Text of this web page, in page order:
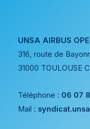
UNSA AIRBUS
316, route de
31000 TOULOUSE
Téléphone : 06 07
Mail :